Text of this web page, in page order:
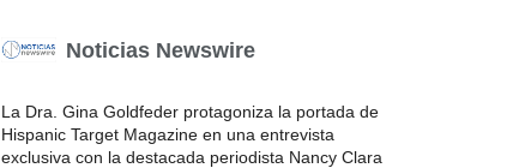
Noticias Newswire
La Dra. Gina Goldfeder protagoniza la portada de
Hispanic Target Magazine en una entrevista
exclusiva con la destacada periodista Nancy Clara